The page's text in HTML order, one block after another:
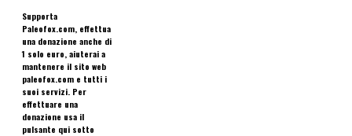
Supporta
Paleofox.com, effettua
una donazione anche di
1 solo euro, aiuterai a
mantenere il sito web
paleofox.com e tutti i
suoi servizi. Per
effettuare una
donazione usa il
pulsante qui sotto